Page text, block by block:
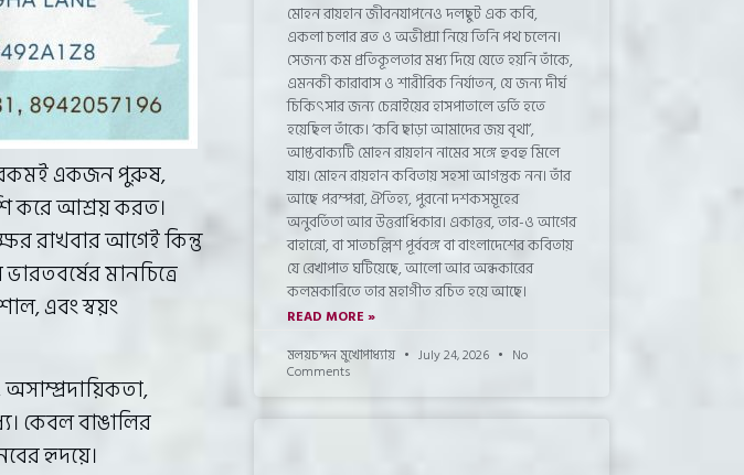
এরকমই একজন পুরুষ,
করে আশ্রয় করত।
রাখবার আগেই কিন্তু
মানচিত্রে
এবং স্বয়ং
কেবল বাঙালির
হৃদয়ে।
মোহন রায়হান জীবনযাপনেও দলছুট এক কবি,
একলা চলার ব্রত ও অভীপ্সা নিয়ে তিনি পথ চলেন।
সেজন্য কম প্রতিকূলতার মধ্য দিয়ে যেতে হয়নি তাঁকে,
এমনকী কারাবাস ও শারীরিক নির্যাতন, যে জন্য দীর্ঘ
চিকিৎসার জন্য চেন্নাইয়ের হাসপাতালে ভর্তি হতে
হয়েছিল তাঁকে। ‘কবি ছাড়া আমাদের জয় বৃথা’,
আপ্তবাক্যটি মোহন রায়হান নামের সঙ্গে হুবহু মিলে
যায়। মোহন রায়হান কবিতায় সহসা আগন্তুক নন। তাঁর
আছে পরম্পরা, ঐতিহ্য, পুরনো দশকসমূহের
অনুবর্তিতা আর উত্তরাধিকার। একাত্তর, তার-ও আগের
বাহান্নো, বা সাতচল্লিশ পূর্ববঙ্গ বা বাংলাদেশের কবিতায়
যে রেখাপাত ঘটিয়েছে, আলো আর অন্ধকারের
কলমকারিতে তার মহাগীত রচিত হয়ে আছে।
READ MORE »
মলয়চন্দন মুখোপাধ্যায়
July 24, 2026 No
Comments